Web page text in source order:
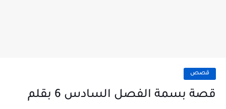
قصص
قصة بسمة الفصل السادس 6 بقلم